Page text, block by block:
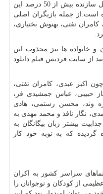
صورت گرفته است که به گفته عوامل سازنده بیش از 50 درصد این
است.از جمله بازیگران اصلی
کامران تفتی، بهنوش بختیاری،
.
و خانواده ها نیز مجذوب این
از سایت فردیس فیلم دانلود
اکبر عبدی، کامران تفتی،
حبیبی، عباس جمشیدی فر،
وند، محسن رستمی، هادی
نگار نافذ و محمد مهدی به
بیشتر زبان بیگانگان به
که به نوبه خود کار
سراسر کشور به اکران
از کودکان و نوجوانان را